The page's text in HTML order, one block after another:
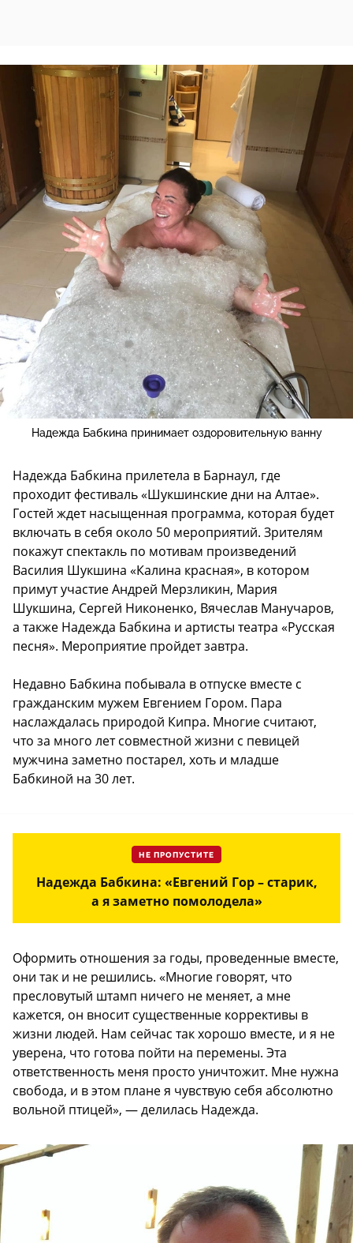
Надежда Бабкина принимает оздоровительную ванну
Надежда Бабкина прилетела в Барнаул, где
проходит фестиваль «Шукшинские дни на Алтае».
Гостей ждет насыщенная программа, которая будет
включать в себя около 50 мероприятий. Зрителям
покажут спектакль по мотивам произведений
Василия Шукшина «Калина красная», в котором
примут участие Андрей Мерзликин, Мария
Шукшина, Сергей Никоненко, Вячеслав Манучаров,
а также Надежда Бабкина и артисты театра «Русская
песня». Мероприятие пройдет завтра.
Недавно Бабкина побывала в отпуске вместе с
гражданским мужем Евгением Гором. Пара
наслаждалась природой Кипра. Многие считают,
что за много лет совместной жизни с певицей
мужчина заметно постарел, хоть и младше
Бабкиной на 30 лет.
НЕ ПРОПУСТИТЕ
Надежда Бабкина: «Евгений Гор – старик,
а я заметно помолодела»
Оформить отношения за годы, проведенные вместе,
они так и не решились. «Многие говорят, что
пресловутый штамп ничего не меняет, а мне
кажется, он вносит существенные коррективы в
жизни людей. Нам сейчас так хорошо вместе, и я не
уверена, что готова пойти на перемены. Эта
ответственность меня просто уничтожит. Мне нужна
свобода, и в этом плане я чувствую себя абсолютно
вольной птицей», — делилась Надежда.